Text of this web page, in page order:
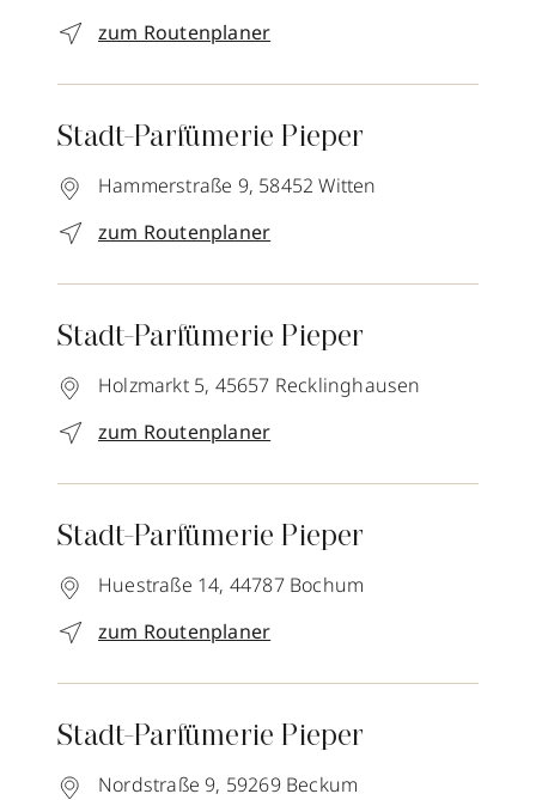
zum Routenplaner
Stadt-Parfümerie Pieper
Hammerstraße 9, 58452 Witten
zum Routenplaner
Stadt-Parfümerie Pieper
Holzmarkt 5, 45657 Recklinghausen
zum Routenplaner
Stadt-Parfümerie Pieper
Huestraße 14, 44787 Bochum
zum Routenplaner
Stadt-Parfümerie Pieper
Nordstraße 9, 59269 Beckum